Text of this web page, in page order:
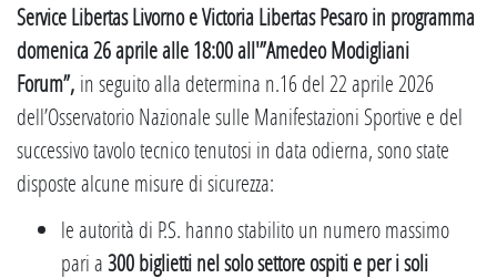
Service Libertas Livorno e Victoria Libertas Pesaro in programma
domenica 26 aprile alle 18:00 all'”Amedeo Modigliani
Forum”, in seguito alla determina n.16 del 22 aprile 2026
dell’Osservatorio Nazionale sulle Manifestazioni Sportive e del
successivo tavolo tecnico tenutosi in data odierna, sono state
disposte alcune misure di sicurezza:
le autorità di P.S. hanno stabilito un numero massimo
pari a300 biglietti nel solo settore ospiti e per i soli